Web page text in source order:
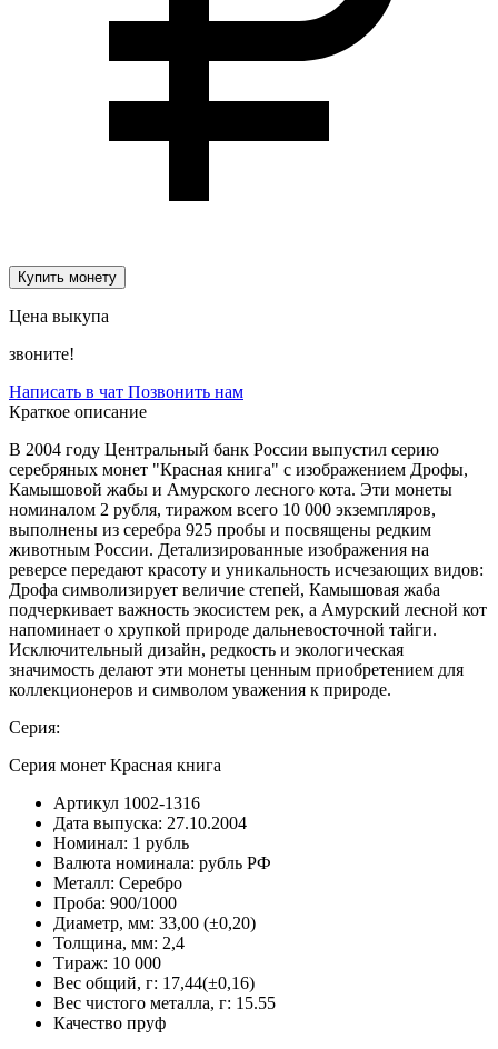
Купить монету
Цена выкупа
звоните!
Написать в чат Позвонить нам
Краткое описание
В 2004 году Центральный банк России выпустил серию
серебряных монет "Красная книга" с изображением Дрофы,
Камышовой жабы и Амурского лесного кота. Эти монеты
номиналом 2 рубля, тиражом всего 10 000 экземпляров,
выполнены из серебра 925 пробы и посвящены редким
животным России. Детализированные изображения на
реверсе передают красоту и уникальность исчезающих видов:
Дрофа символизирует величие степей, Камышовая жаба
подчеркивает важность экосистем рек, а Амурский лесной кот
напоминает о хрупкой природе дальневосточной тайги.
Исключительный дизайн, редкость и экологическая
значимость делают эти монеты ценным приобретением для
коллекционеров и символом уважения к природе.
Серия:
Серия монет Красная книга
Артикул 1002-1316
Дата выпуска: 27.10.2004
Номинал: 1 рубль
Валюта номинала: рубль РФ
Металл: Серебро
Проба: 900/1000
Диаметр, мм: 33,00 (±0,20)
Толщина, мм: 2,4
Тираж: 10 000
Вес общий, г: 17,44(±0,16)
Вес чистого металла, г: 15.55
Качество пруф